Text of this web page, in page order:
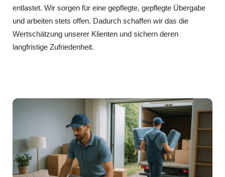
entlastet. Wir sorgen für eine gepflegte, gepflegte Übergabe
und arbeiten stets offen. Dadurch schaffen wir das die
Wertschätzung unserer Klienten und sichern deren
langfristige Zufriedenheit.